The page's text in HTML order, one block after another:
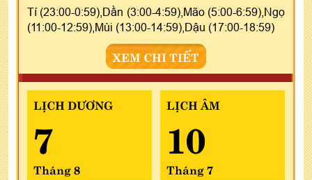
Tí (23:00-0:59),Dần (3:00-4:59),Mão (5:00-6:59),Ngọ
(11:00-12:59),Mùi (13:00-14:59),Dậu (17:00-18:59)
XEM CHI TIẾT
LỊCH DƯƠNG
7
Tháng 8
LỊCH ÂM
10
Tháng 7